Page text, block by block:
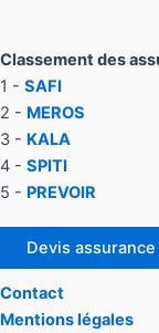
Classement des
1 - SAFI
2 - MEROS
3 - KALA
4 - SPITI
5 - PREVOIR
Devis
Contact
Mentions légales